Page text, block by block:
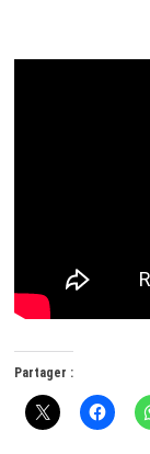
Partager :